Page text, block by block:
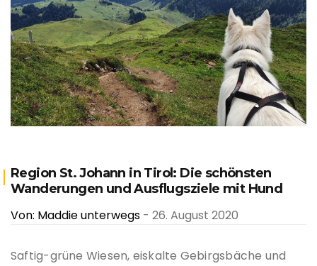
Region St. Johann in Tirol: Die schönsten
Wanderungen und Ausflugsziele mit Hund
Von: Maddie unterwegs - 26. August 2020
Saftig-grüne Wiesen, eiskalte Gebirgsbäche und